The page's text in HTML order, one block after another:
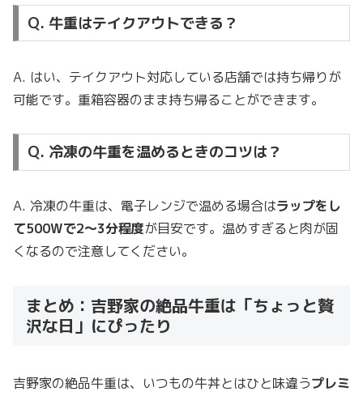
Q. 牛重はテイクアウトできる？
A. はい、テイクアウト対応している店舗では持ち帰りが
可能です。重箱容器のまま持ち帰ることができます。
Q. 冷凍の牛重を温めるときのコツは？
A. 冷凍の牛重は、電子レンジで温める場合はラップをし
て500Wで2〜3分程度が目安です。温めすぎると肉が固
くなるので注意してください。
まとめ：吉野家の絶品牛重は「ちょっと贅
沢な日」にぴったり
吉野家の絶品牛重は、いつもの牛丼とはひと味違うプレミ